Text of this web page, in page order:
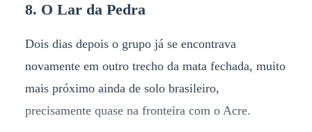
8. O Lar da Pedra
Dois dias depois o grupo já se encontrava
novamente em outro trecho da mata fechada, muito
mais próximo ainda de solo brasileiro,
precisamente quase na fronteira com o Acre.